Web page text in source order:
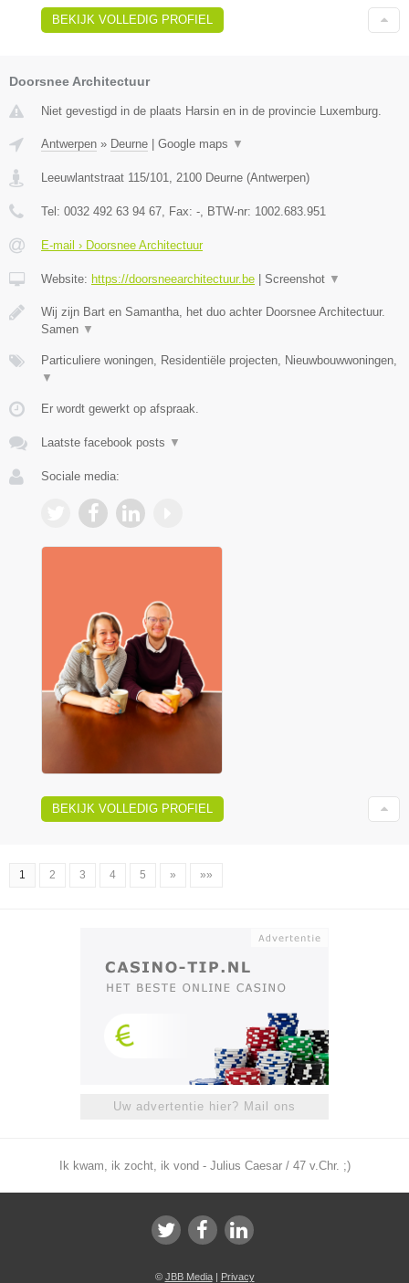
BEKIJK VOLLEDIG PROFIEL
Doorsnee Architectuur
Niet gevestigd in de plaats Harsin en in de provincie Luxemburg.
Antwerpen » Deurne Google maps ▼
Leeuwlantstraat 115/101, 2100 Deurne (Antwerpen)
Tel: 0032 492 63 94 67, Fax: -, BTW-nr: 1002.683.951
E-mail › Doorsnee Architectuur
Website: https://doorsneearchitectuur.be Screenshot ▼
Wij zijn Bart en Samantha, het duo achter Doorsnee Architectuur.
Samen ▼
Particuliere woningen, Residentiële projecten, Nieuwbouwwoningen,
▼
Er wordt gewerkt op afspraak.
Laatste facebook posts ▼
Sociale media:
BEKIJK VOLLEDIG PROFIEL
1 2 3 4 5 » »»
Uw advertentie hier? Mail ons
Ik kwam, ik zocht, ik vond - Julius Caesar / 47 v.Chr. ;)
© JBB Media| Privacy